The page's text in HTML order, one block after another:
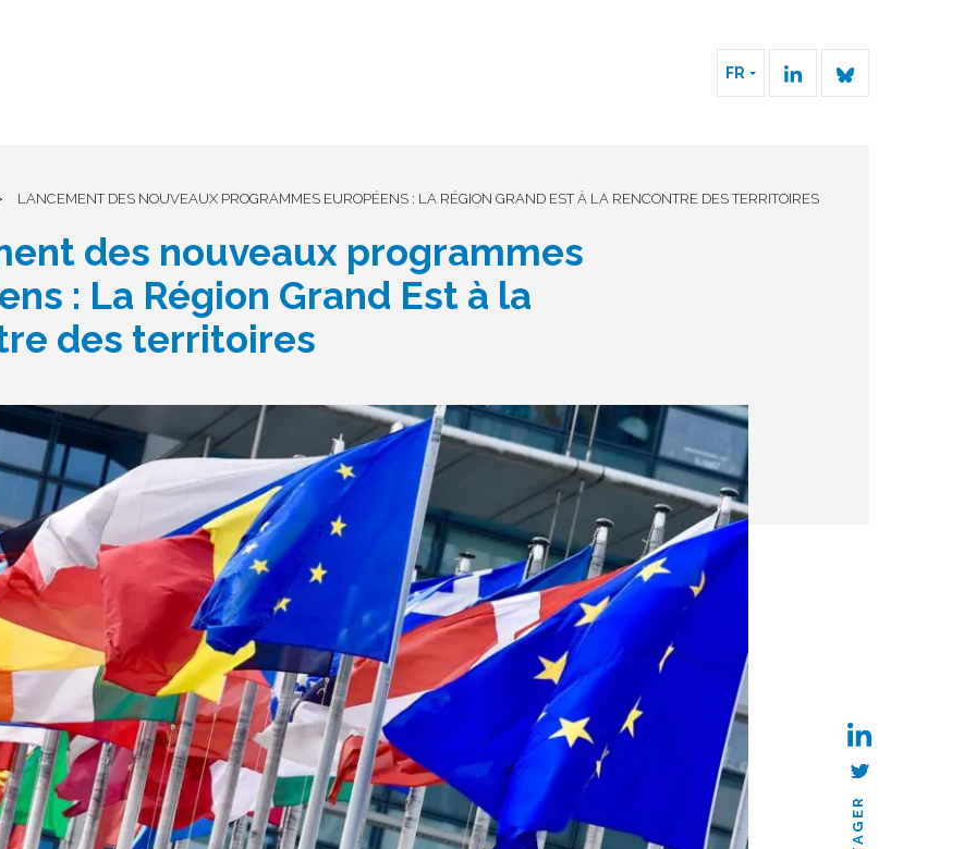
FR
LANCEMENT DES NOUVEAUX PROGRAMMES EUROPÉENS : LA RÉGION GRAND EST À LA RENCONTRE DES TERRITOIRES
des nouveaux programmes
: La Région Grand Est à la
des territoires